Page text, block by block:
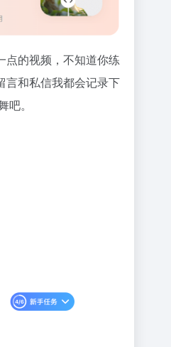
点的视频，不知道你练
言和私信我都会记录下
吧。